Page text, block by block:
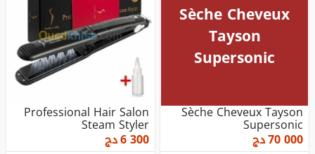
Sèche Cheveux
Tayson
Supersonic
Sèche Cheveux Tayson
Supersonic
70 000دج
Professional Hair Salon
Steam Styler
6 300دج